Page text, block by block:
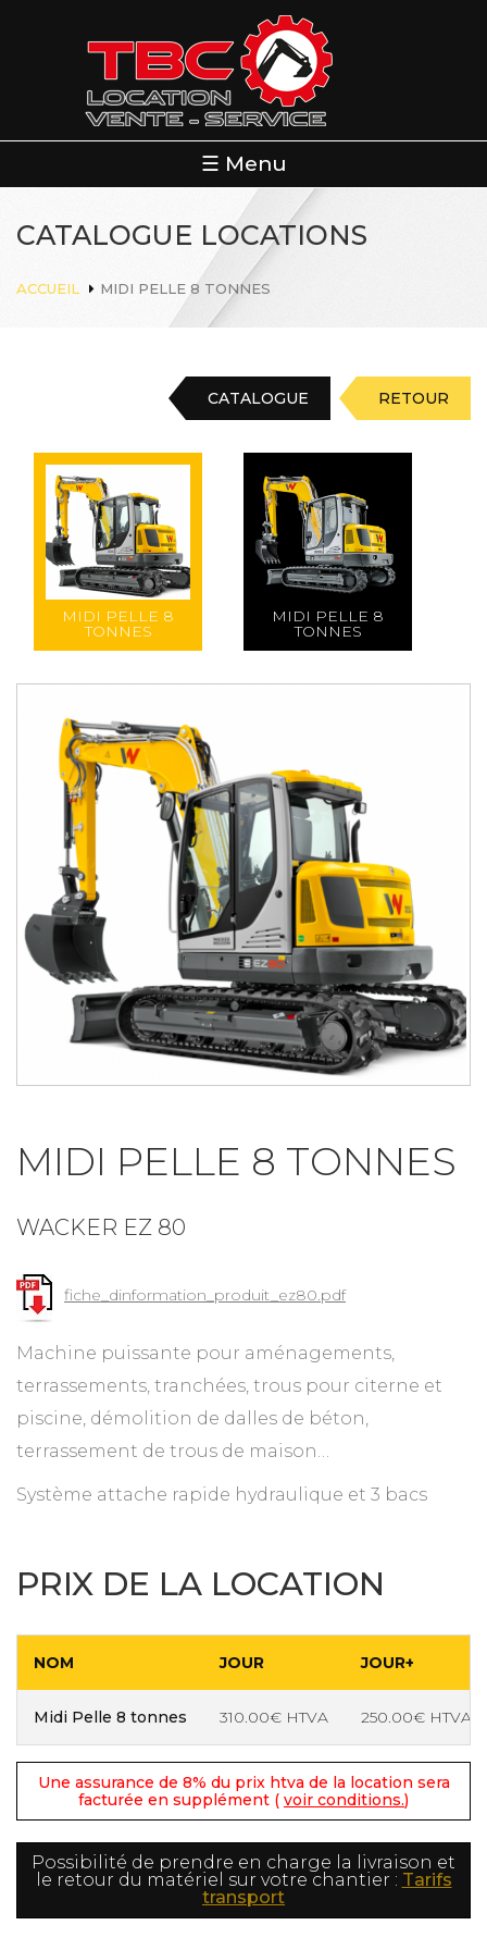
☰ Menu
CATALOGUE LOCATIONS
ACCUEIL MIDI PELLE 8 TONNES
CATALOGUE RETOUR
MIDI PELLE 8
TONNES
MIDI PELLE 8
TONNES
MIDI PELLE 8 TONNES
WACKER EZ 80
fiche_dinformation_produit_ez80.pdf
Machine puissante pour aménagements,
terrassements, tranchées, trous pour citerne et
piscine, démolition de dalles de béton,
terrassement de trous de maison…
Système attache rapide hydraulique et 3 bacs
PRIX DE LA LOCATION
NOM JOUR JOUR+
Midi Pelle 8 tonnes 310.00€ HTVA 250.00€ HTVA
Une assurance de 8% du prix htva de la location sera
facturée en supplément ( voir conditions.)
Possibilité de prendre en charge la livraison et
le retour du matériel sur votre chantier : Tarifs
transport